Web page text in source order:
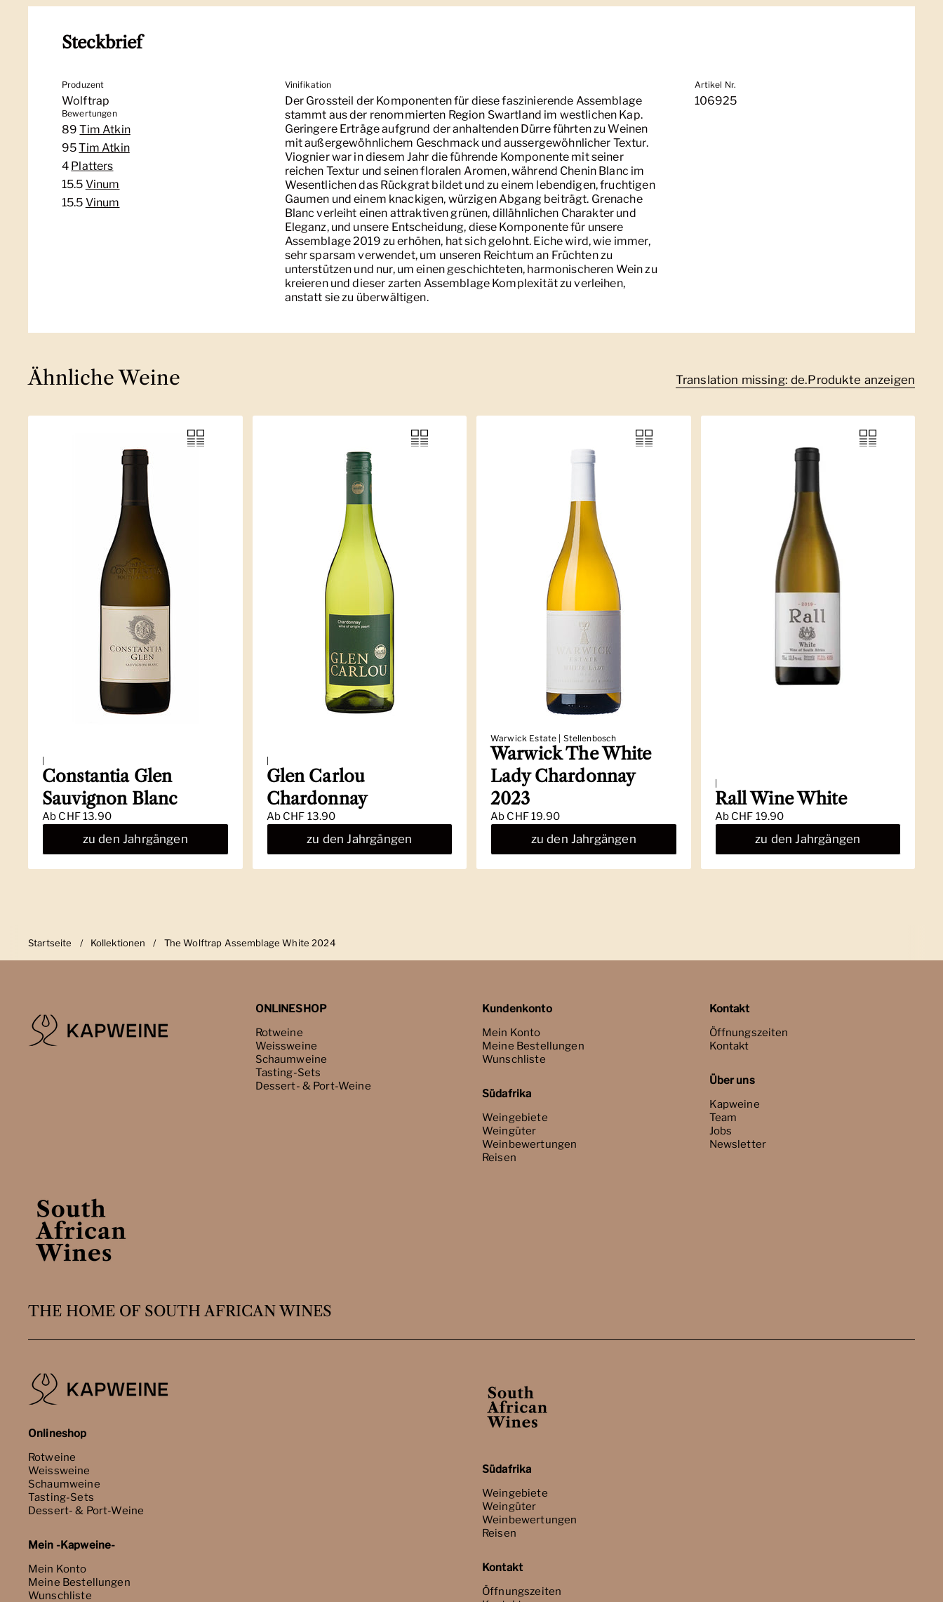
Steckbrief
Produzent
Wolftrap
Bewertungen
89Tim Atkin
95Tim Atkin
4 Platters
15.5 Vinum
15.5 Vinum
Vinifikation
Der Grossteil der Komponenten für diese faszinierende Assemblage
stammt aus der renommierten Region Swartland im westlichen Kap.
Geringere Erträge aufgrund der anhaltenden Dürre führten zu Weinen
mit außergewöhnlichem Geschmack und aussergewöhnlicher Textur.
Viognier war in diesem Jahr die führende Komponente mit seiner
reichen Textur und seinen floralen Aromen, während Chenin Blanc im
Wesentlichen das Rückgrat bildet und zu einem lebendigen, fruchtigen
Gaumen und einem knackigen, würzigen Abgang beiträgt. Grenache
Blanc verleiht einen attraktiven grünen, dillähnlichen Charakter und
Eleganz, und unsere Entscheidung, diese Komponente für unsere
Assemblage 2019 zu erhöhen, hat sich gelohnt. Eiche wird, wie immer,
sehr sparsam verwendet, um unseren Reichtum an Früchten zu
unterstützen und nur, um einen geschichteten, harmonischeren Wein zu
kreieren und dieser zarten Assemblage Komplexität zu verleihen,
anstatt sie zu überwältigen.
Artikel Nr.
106925
Ähnliche Weine Translation missing: de.Produkte anzeigen
Constantia Glen
Sauvignon Blanc
Ab CHF 13.90
zu den Jahrgängen
Glen Carlou
Chardonnay
Ab CHF 13.90
zu den Jahrgängen
Warwick Estate | Stellenbosch
Warwick The White
Lady Chardonnay
2023
Ab CHF 19.90
zu den Jahrgängen
Rall Wine White
Ab CHF 19.90
zu den Jahrgängen
Startseite / Kollektionen / The Wolftrap Assemblage White 2024
ONLINESHOP
Rotweine
Weissweine
Schaumweine
Tasting-Sets
Dessert- & Port-Weine
Kundenkonto
Mein Konto
Meine Bestellungen
Wunschliste
Südafrika
Weingebiete
Weingüter
Weinbewertungen
Reisen
Kontakt
Öffnungszeiten
Kontakt
Über uns
Kapweine
Team
Jobs
Newsletter
THE HOME OF SOUTH AFRICAN WINES
Onlineshop
Rotweine
Weissweine
Schaumweine
Tasting-Sets
Dessert- & Port-Weine
Mein -Kapweine-
Mein Konto
Meine Bestellungen
Wunschliste
Südafrika
Weingebiete
Weingüter
Weinbewertungen
Reisen
Kontakt
Öffnungszeiten